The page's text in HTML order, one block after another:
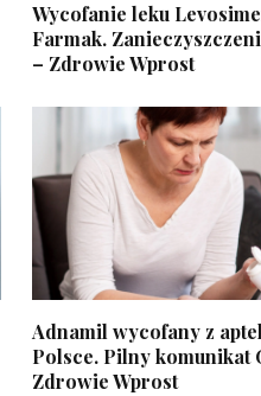
Wycofanie leku
Farmak.
– Zdrowie Wprost
Adnamil wycofany z
Polsce. Pilny komunikat
Zdrowie Wprost